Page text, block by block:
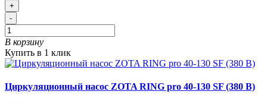
+
-
В корзину
Купить в 1 клик
Циркуляционный насос ZOTA RING pro 40-130 SF (380 В)